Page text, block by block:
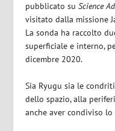
pubblicato suScience
visitato dalla missione
La sonda ha raccolto
superficiale e interno,
dicembre 2020.
Sia Ryugu sia le
dello spazio, alla
anche aver condiviso